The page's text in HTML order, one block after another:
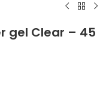
gel Clear – 45